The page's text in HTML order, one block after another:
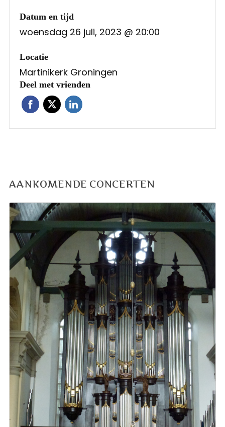
Datum en tijd
woensdag 26 juli, 2023 @ 20:00
Locatie
Martinikerk Groningen
Deel met vrienden
AANKOMENDE CONCERTEN